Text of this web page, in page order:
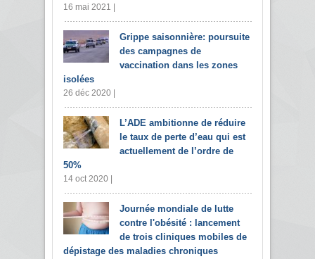
16 mai 2021 |
Grippe saisonnière: poursuite
des campagnes de
vaccination dans les zones
isolées
26 déc 2020 |
L’ADE ambitionne de réduire
le taux de perte d’eau qui est
actuellement de l’ordre de
50%
14 oct 2020 |
Journée mondiale de lutte
contre l'obésité : lancement
de trois cliniques mobiles de
dépistage des maladies chroniques